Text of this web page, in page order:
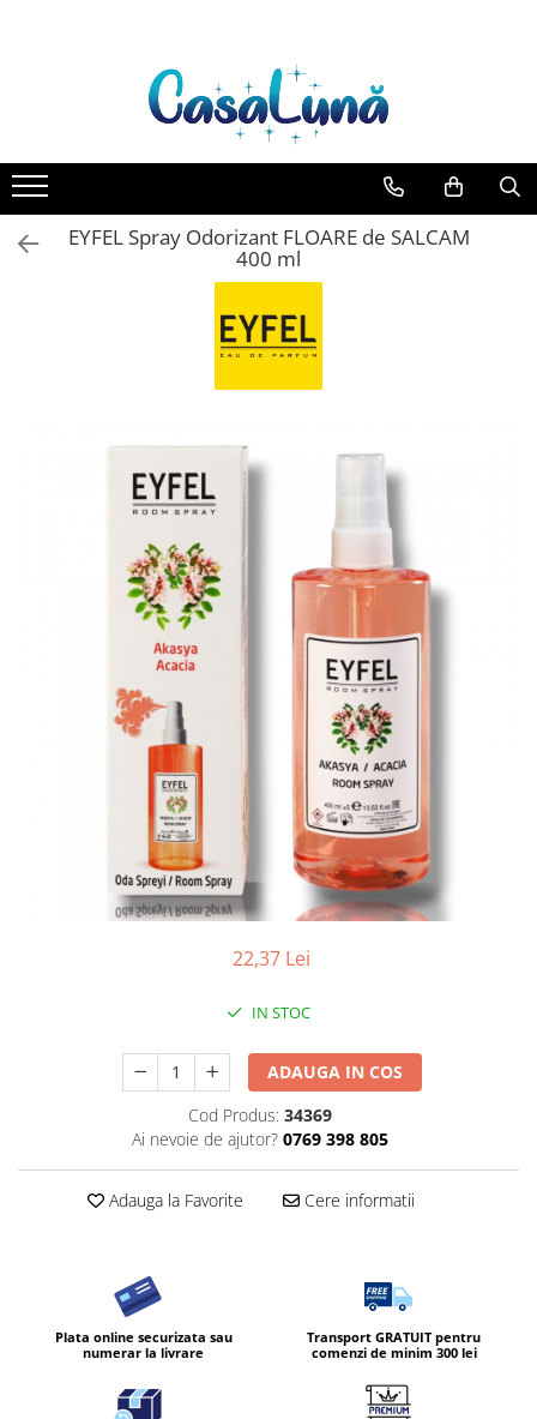
Toate Produsele
Gamma D'ORO Odorizant Cu
Betisoare 120 ml
EYFEL
EYFEL Odorizant Auto 10 ml
EYFEL Odorizant Camera cu
EYFEL Spray Odorizant 400 ml
Detergent Rufe
Apret & solutii speciale
Detergent lichid
Detergent pudra
Parfum de rufe
Solutie de intretinere textile
Solutii de scos pete
Tablete & Capsule
Produse Dezinfectante-
Antibacteriene
Diverse produse de uz casnic
Servetele Umede Multisuprfete
Ingrijire Personala
Ingrijirea corpului
EYFEL Spray Odorizant FLOARE de SALCAM
400 ml
22,37 Lei
IN STOC
ADAUGA IN COS
Cod Produs: 34369
Ai nevoie de ajutor? 0769 398 805
Adauga la Favorite Cere informatii
Plata online securizata sau
numerar la livrare
Transport GRATUIT pentru
comenzi de minim 300 lei